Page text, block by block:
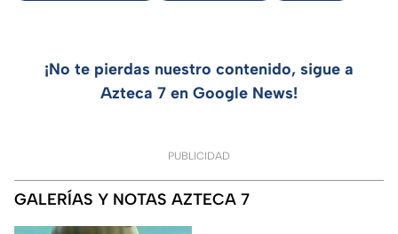
¡No te pierdas nuestro contenido, sigue a
Azteca 7 en Google News!
PUBLICIDAD
GALERÍAS Y NOTAS AZTECA 7